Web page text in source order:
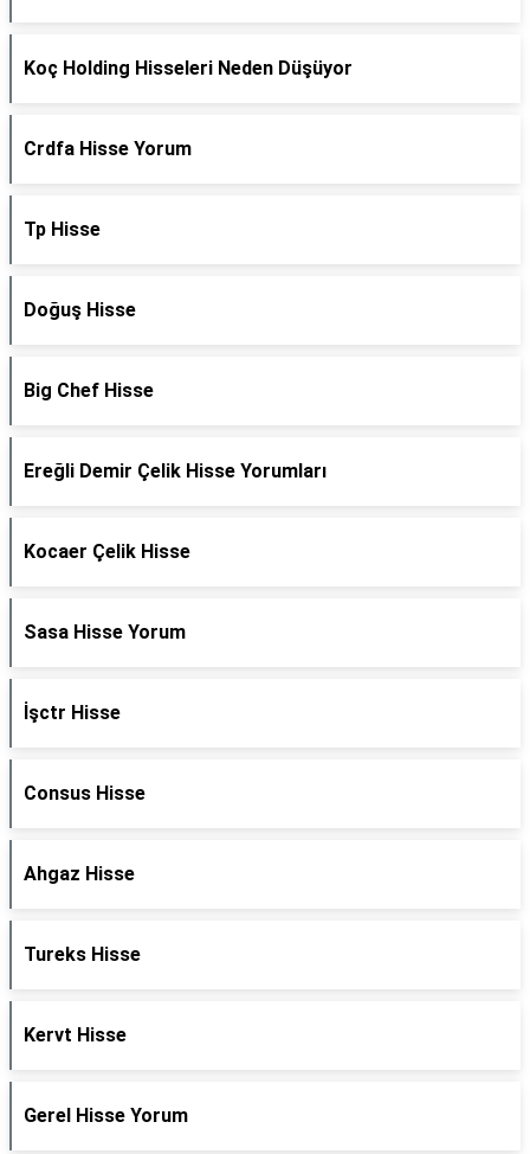
Koç Holding Hisseleri Neden Düşüyor
Crdfa Hisse Yorum
Tp Hisse
Doğuş Hisse
Big Chef Hisse
Ereğli Demir Çelik Hisse Yorumları
Kocaer Çelik Hisse
Sasa Hisse Yorum
İşctr Hisse
Consus Hisse
Ahgaz Hisse
Tureks Hisse
Kervt Hisse
Gerel Hisse Yorum